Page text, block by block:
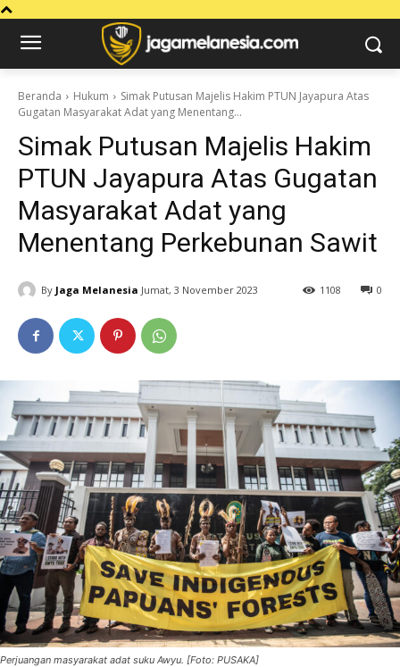
Beranda Hukum
Simak Putusan Majelis Hakim PTUN Jayapura Atas
Gugatan Masyarakat Adat yang Menentang...
Simak Putusan Majelis Hakim
PTUN Jayapura Atas Gugatan
Masyarakat Adat yang
Menentang Perkebunan Sawit
By Jaga Melanesia Jumat, 3 November 2023 0
1108
Perjuangan masyarakat adat suku Awyu. [Foto: PUSAKA]